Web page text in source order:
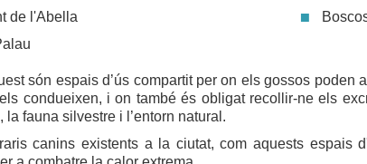
de l'Abella
són espais d’ús compartit per on els gossos
condueixen, i on també és obligat recollir-ne els
la fauna silvestre i l’entorn natural.
canins existents a la ciutat, com aquests espais